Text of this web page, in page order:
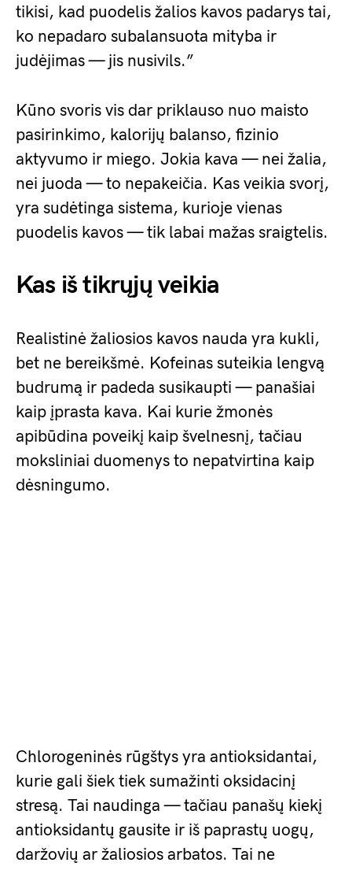
tikisi, kad puodelis žalios kavos padarys tai,
ko nepadaro subalansuota mityba ir
judėjimas — jis nusivils.”
Kūno svoris vis dar priklauso nuo maisto
pasirinkimo, kalorijų balanso, fizinio
aktyvumo ir miego. Jokia kava — nei žalia,
nei juoda — to nepakeičia. Kas veikia svorį,
yra sudėtinga sistema, kurioje vienas
puodelis kavos — tik labai mažas sraigtelis.
Kas iš tikrųjų veikia
Realistinė žaliosios kavos nauda yra kukli,
bet ne bereikšmė. Kofeinas suteikia lengvą
budrumą ir padeda susikaupti — panašiai
kaip įprasta kava. Kai kurie žmonės
apibūdina poveikį kaip švelnesnį, tačiau
moksliniai duomenys to nepatvirtina kaip
dėsningumo.
Chlorogeninės rūgštys yra antioksidantai,
kurie gali šiek tiek sumažinti oksidacinį
stresą. Tai naudinga — tačiau panašų kiekį
antioksidantų gausite ir iš paprastų uogų,
daržovių ar žaliosios arbatos. Tai ne